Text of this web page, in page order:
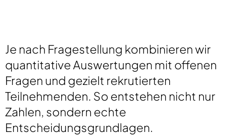
Je nach Fragestellung kombinieren wir
quantitative Auswertungen mit offenen
Fragen und gezielt rekrutierten
Teilnehmenden. So entstehen nicht nur
Zahlen, sondern echte
Entscheidungsgrundlagen.